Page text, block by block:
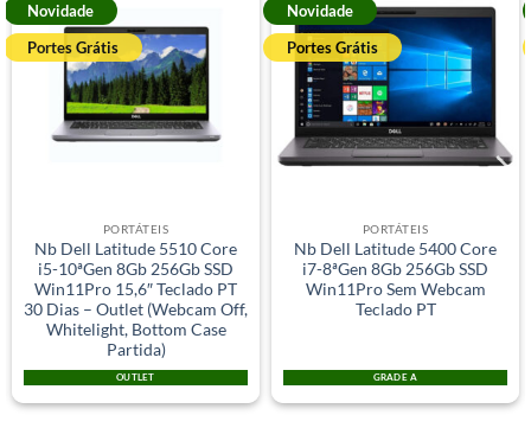
Novidade
Portes Grátis
PORTÁTEIS
Nb Dell Latitude 5510 Core
i5-10ªGen 8Gb 256Gb SSD
Win11Pro 15,6″ Teclado PT
30 Dias – Outlet (Webcam Off,
Whitelight, Bottom Case
Partida)
OUTLET
Novidade
Portes Grátis
PORTÁTEIS
Nb Dell Latitude 5400 Core
i7-8ªGen 8Gb 256Gb SSD
Win11Pro Sem Webcam
Teclado PT
GRADE A